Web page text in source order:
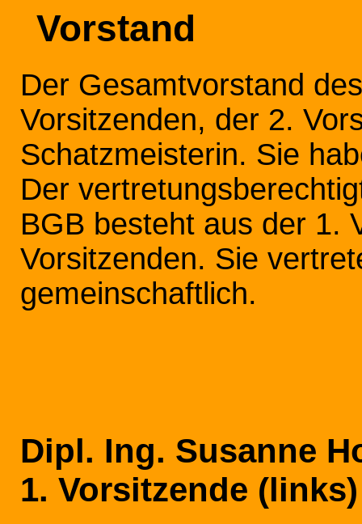
Vorstand
Der Gesamtvorstand
Vorsitzenden, der 2.
Schatzmeisterin. Sie
Der
BGB besteht aus der 1.
Vorsitzenden. Sie
gemeinschaftlich.
Dipl. Ing. Susanne
1. Vorsitzende (links)